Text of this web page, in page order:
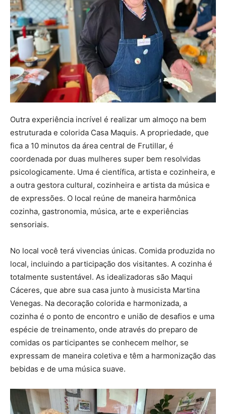
Outra experiência incrível é realizar um almoço na bem
estruturada e colorida Casa Maquis. A propriedade, que
fica a 10 minutos da área central de Frutillar, é
coordenada por duas mulheres super bem resolvidas
psicologicamente. Uma é científica, artista e cozinheira, e
a outra gestora cultural, cozinheira e artista da música e
de expressões. O local reúne de maneira harmônica
cozinha, gastronomia, música, arte e experiências
sensoriais.
No local você terá vivencias únicas. Comida produzida no
local, incluindo a participação dos visitantes. A cozinha é
totalmente sustentável. As idealizadoras são Maqui
Cáceres, que abre sua casa junto à musicista Martina
Venegas. Na decoração colorida e harmonizada, a
cozinha é o ponto de encontro e união de desafios e uma
espécie de treinamento, onde através do preparo de
comidas os participantes se conhecem melhor, se
expressam de maneira coletiva e têm a harmonização das
bebidas e de uma música suave.